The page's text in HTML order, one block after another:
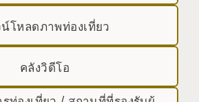
โหลดภาพท่องเที่ยว
คลังวิดีโอ